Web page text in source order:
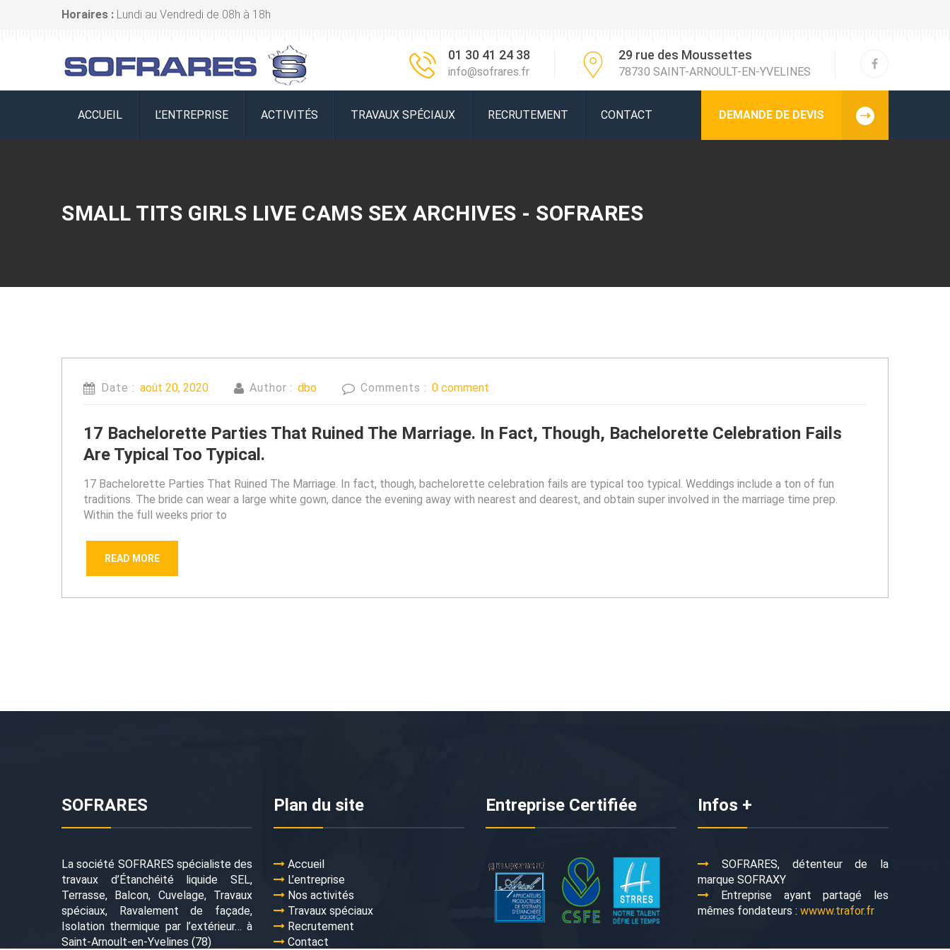
Horaires : Lundi au Vendredi de 08h à 18h
01 30 41 24 38
info@sofrares.fr
29 rue des Moussettes
78730 SAINT-ARNOULT-EN-YVELINES
ACCUEIL L’ENTREPRISE ACTIVITÉS TRAVAUX SPÉCIAUX RECRUTEMENT CONTACT DEMANDE DE DEVIS
SMALL TITS GIRLS LIVE CAMS SEX ARCHIVES - SOFRARES
Date : août 20, 2020 Author : dbo Comments : 0 comment
17 Bachelorette Parties That Ruined The Marriage. In Fact, Though, Bachelorette Celebration Fails
Are Typical Too Typical.
17 Bachelorette Parties That Ruined The Marriage. In fact, though, bachelorette celebration fails are typical too typical. Weddings include a ton of fun
traditions. The bride can wear a large white gown, dance the evening away with nearest and dearest, and obtain super involved in the marriage time prep.
Within the full weeks prior to
READ MORE
SOFRARES
La société SOFRARES spécialiste des
travaux d’Étanchéité liquide SEL,
Terrasse, Balcon, Cuvelage, Travaux
spéciaux, Ravalement de façade,
Isolation thermique par l’extérieur… à
Saint-Arnoult-en-Yvelines (78)
Plan du site
Accueil
L’entreprise
Nos activités
Travaux spéciaux
Recrutement
Contact
Entreprise Certifiée Infos +
SOFRARES, détenteur de la
marque SOFRAXY
Entreprise ayant partagé les
mêmes fondateurs : wwww.trafor.fr